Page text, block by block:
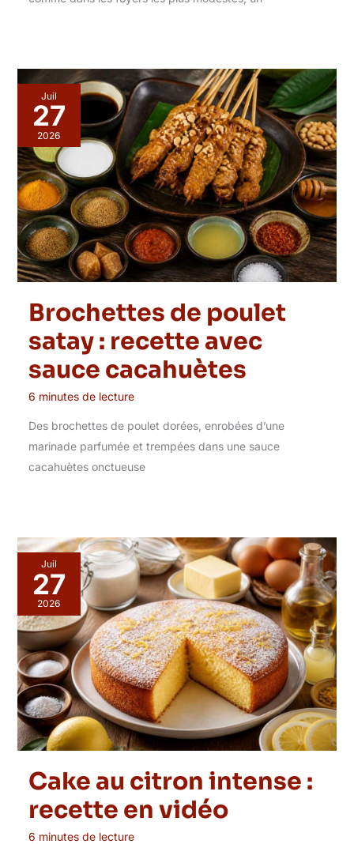
Juil
27
2026
Brochettes de poulet
satay : recette avec
sauce cacahuètes
6 minutes de lecture
Des brochettes de poulet dorées, enrobées d’une
marinade parfumée et trempées dans une sauce
cacahuètes onctueuse
Juil
27
2026
Cake au citron intense :
recette en vidéo
6 minutes de lecture